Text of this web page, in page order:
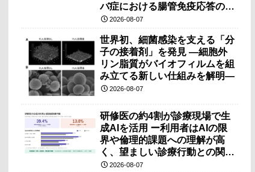
バ症における腸管免疫応答の理
解に期待ー
2026-08-07
世界初、細菌感染を支える「分
子の接着剤」を発見 ―細胞外
リン脂質がバイオフィルムを組
み立てる新しい仕組みを解明―
2026-08-07
研修医の約4割が診療現場で生
成AIを活用 ー利用者はAIの限
界や倫理的課題への理解が高
く、望ましい診療行動との関連
も確認ー
2026-08-07